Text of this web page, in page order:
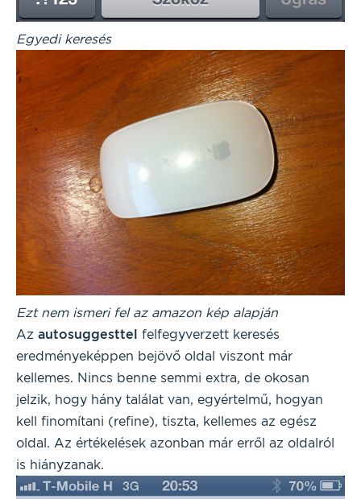
Egyedi keresés
Ezt nem ismeri fel az amazon kép alapján
Az autosuggesttel felfegyverzett keresés
eredményeképpen bejövő oldal viszont már
kellemes. Nincs benne semmi extra, de okosan
jelzik, hogy hány találat van, egyértelmű, hogyan
kell finomítani (refine), tiszta, kellemes az egész
oldal. Az értékelések azonban már erről az oldalról
is hiányzanak.